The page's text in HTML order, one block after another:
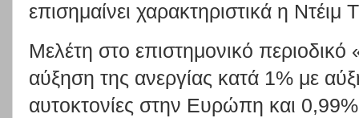
επισημαίνει χαρακτηριστικά η Ντέιμ
Μελέτη στο επιστημονικό περιοδικό
αύξηση της ανεργίας κατά 1% με
αυτοκτονίες στην Ευρώπη και